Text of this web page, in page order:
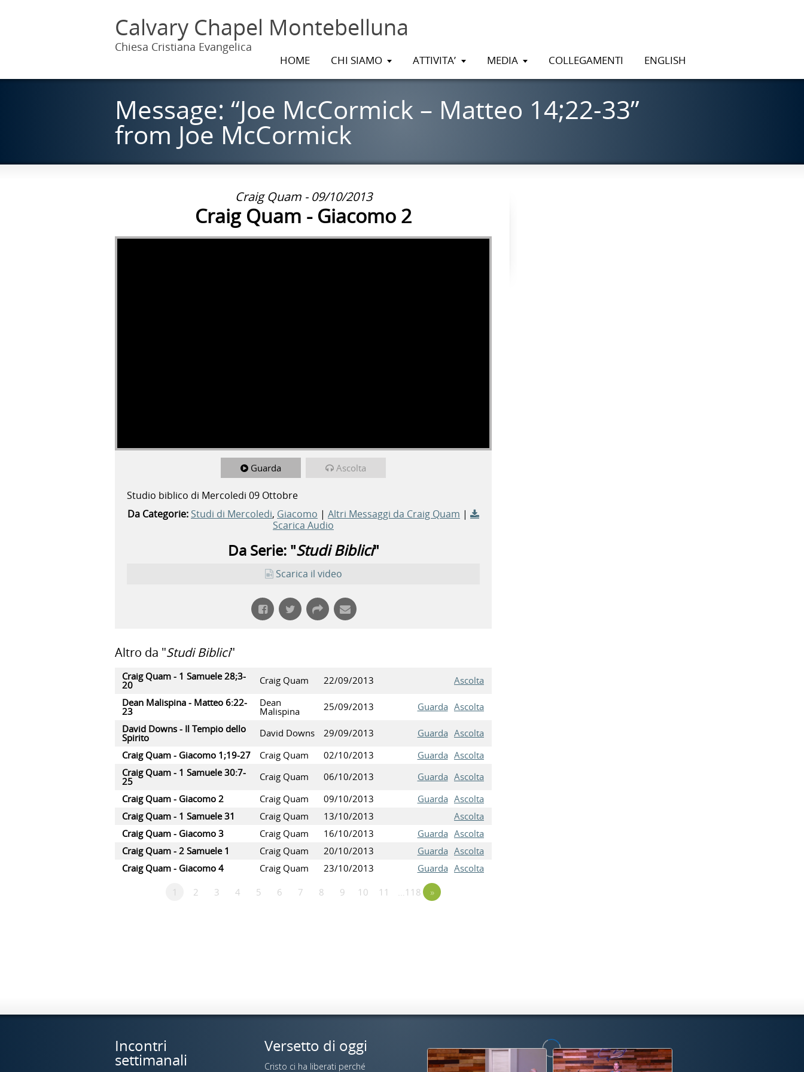
Calvary Chapel Montebelluna
Chiesa Cristiana Evangelica
HOME CHI SIAMO ATTIVITA’ MEDIA COLLEGAMENTI ENGLISH
Message: “Joe McCormick – Matteo 14;22-33”
from Joe McCormick
Craig Quam - 09/10/2013
Craig Quam - Giacomo 2
Guarda Ascolta
Studio biblico di Mercoledi 09 Ottobre
Da Categorie: Studi di Mercoledi, Giacomo | Altri Messaggi da Craig Quam |
Scarica Audio
Da Serie: "Studi Biblici"
Scarica il video
Altro da "Studi Biblici"
Craig Quam - 1 Samuele 28;3-
20 Craig Quam 22/09/2013
Ascolta
Dean Malispina - Matteo 6:22-
23
Dean
Malispina 25/09/2013 Guarda Ascolta
David Downs - Il Tempio dello
Spirito David Downs 29/09/2013 Guarda Ascolta
Craig Quam - Giacomo 1;19-27
Craig Quam 02/10/2013 Guarda Ascolta
Craig Quam - 1 Samuele 30:7-
25 Craig Quam 06/10/2013 Guarda Ascolta
Craig Quam - Giacomo 2
Craig Quam 09/10/2013 Guarda Ascolta
Craig Quam - 1 Samuele 31
Craig Quam 13/10/2013
Ascolta
Craig Quam - Giacomo 3
Craig Quam 16/10/2013 Guarda Ascolta
Craig Quam - 2 Samuele 1
Craig Quam 20/10/2013 Guarda Ascolta
Craig Quam - Giacomo 4
Craig Quam 23/10/2013 Guarda Ascolta
1
2 3 4 5 6 7 8 9 10 11 …118 »
Incontri
settimanali
Versetto di oggi
Cristo ci ha liberati perché